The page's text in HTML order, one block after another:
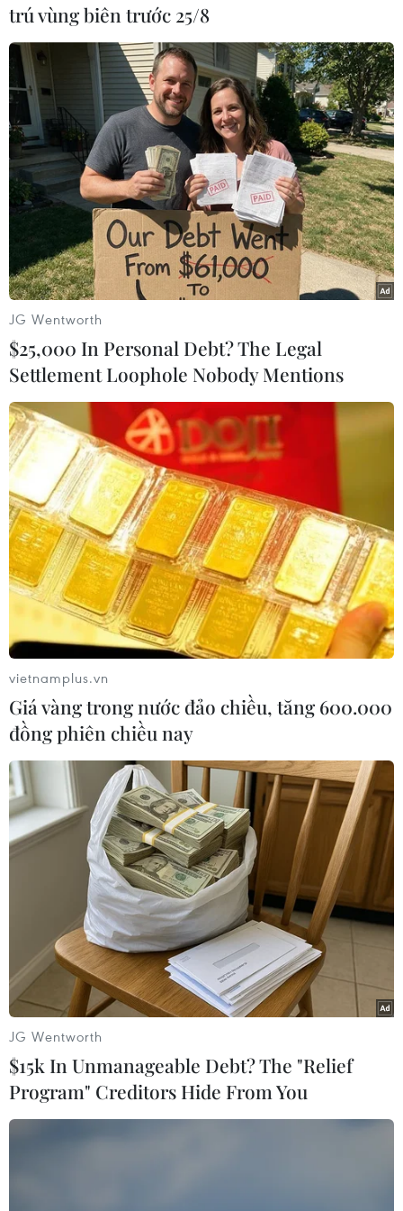
#COVID-19 #Chính phủ Mỹ
#Khẩu trang N95
Mỹ
Theo dõi VietnamPlus
TIN LIÊN QUAN
Philippines ghi nhận 2 ca đầu tiên tử vong
do nhiễm biến thể Omicron
19/01/2022 06:58
Trong số các ca nhiễm mới biến thể Omicron tại
Philippines có 332 ca lây nhiễm trong cộng đồng và 160
ca là người Philippines trở về từ nước ngoài.
trú vùng biên trước 25/8
JG Wentworth
$25,000 In Personal Debt? The Legal
Settlement Loophole Nobody Mentions
vietnamplus.vn
Giá vàng trong nước đảo chiều, tăng 600.000
đồng phiên chiều nay
JG Wentworth
$15k In Unmanageable Debt? The "Relief
Program" Creditors Hide From You